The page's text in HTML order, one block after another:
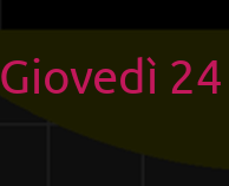
Giovedì